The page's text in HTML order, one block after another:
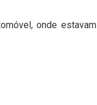
onde estavam